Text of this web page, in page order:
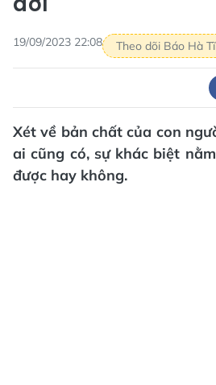
19/09/2023 22:08 Theo dõi Báo Hà
Xét về bản chất của con
ai cũng có, sự khác biệt
được hay không.